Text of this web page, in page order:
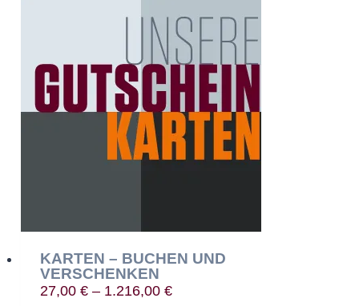
KARTEN – BUCHEN UND
VERSCHENKEN
27,00€ – 1.216,00€